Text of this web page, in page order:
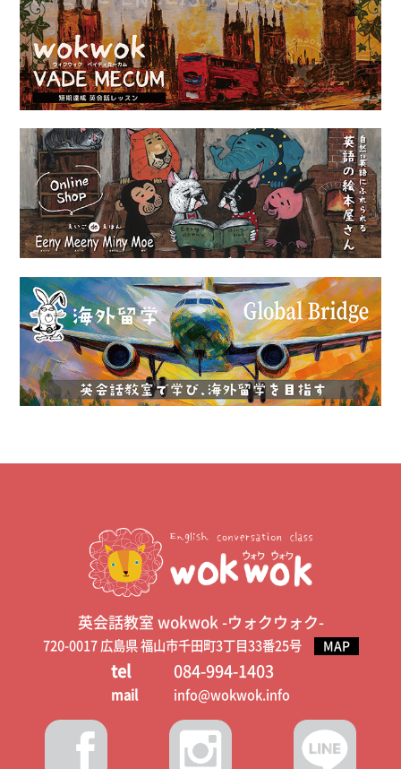
英会話教室 wokwok -ウォクウォク-
720-0017 広島県 福山市千田町3丁目33番25号 MAP
tel 084-994-1403
mail info@wokwok.info